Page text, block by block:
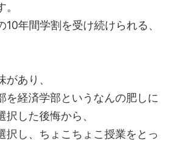
10年間学割を受け続けられる、
あり、
を経済学部というなんの肥しに
択した後悔から、
択し、ちょこちょこ授業をとっ